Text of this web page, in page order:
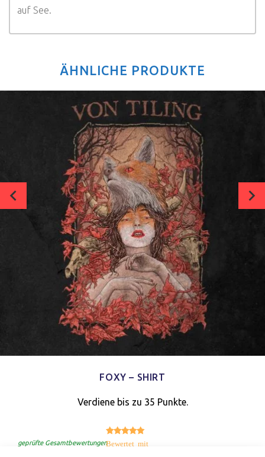
auf See.
ÄHNLICHE PRODUKTE
FOXY – SHIRT
Verdiene bis zu 35 Punkte.
Bewertet mit
geprüfte Gesamtbewertungen